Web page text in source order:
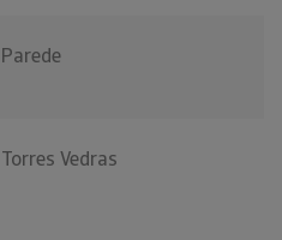
Parede
Torres Vedras